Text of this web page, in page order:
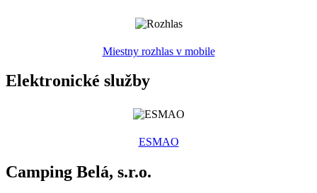
Miestny rozhlas v mobile
Elektronické služby
ESMAO
Camping Belá, s.r.o.